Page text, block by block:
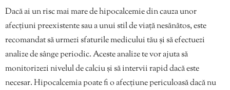
Dacă ai un risc mai mare de hipocalcemie din cauza unor
afecțiuni preexistente sau a unui stil de viață nesănătos, este
recomandat să urmezi sfaturile medicului tău și să efectuezi
analize de sânge periodic. Aceste analize te vor ajuta să
monitorizezi nivelul de calciu și să intervii rapid dacă este
necesar. Hipocalcemia poate fi o afecțiune periculoasă dacă nu